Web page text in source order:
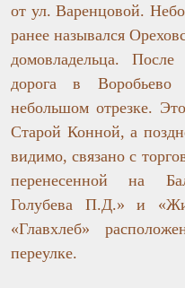
от ул. Варенцовой.
ранее назывался
домовладельца.
дорога в
небольшом отрезке.
Старой Конной, а
видимо, связано с
перенесенной на
Голубева П.Д.» и
«Главхлеб»
переулке.